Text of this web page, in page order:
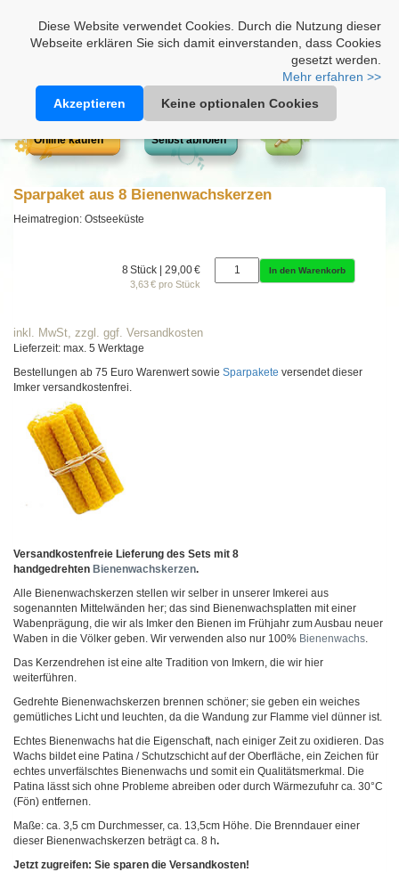
Diese Website verwendet Cookies. Durch die Nutzung dieser
Webseite erklären Sie sich damit einverstanden, dass Cookies
gesetzt werden.
Mehr erfahren >>
Akzeptieren
Keine optionalen Cookies
Online kaufen Selbst abholen
Sparpaket aus 8 Bienenwachskerzen
Heimatregion: Ostseeküste
8 Stück | 29,00 €
3,63 € pro Stück
In den Warenkorb
inkl. MwSt, zzgl. ggf. Versandkosten
Lieferzeit: max. 5 Werktage
Bestellungen ab 75 Euro Warenwert sowie Sparpakete versendet dieser
Imker versandkostenfrei.
Versandkostenfreie Lieferung des Sets mit 8
handgedrehten Bienenwachskerzen.
Alle Bienenwachskerzen stellen wir selber in unserer Imkerei aus
sogenannten Mittelwänden her; das sind Bienenwachsplatten mit einer
Wabenprägung, die wir als Imker den Bienen im Frühjahr zum Ausbau neuer
Waben in die Völker geben. Wir verwenden also nur 100% Bienenwachs.
Das Kerzendrehen ist eine alte Tradition von Imkern, die wir hier
weiterführen.
Gedrehte Bienenwachskerzen brennen schöner; sie geben ein weiches
gemütliches Licht und leuchten, da die Wandung zur Flamme viel dünner ist.
Echtes Bienenwachs hat die Eigenschaft, nach einiger Zeit zu oxidieren. Das
Wachs bildet eine Patina / Schutzschicht auf der Oberfläche, ein Zeichen für
echtes unverfälschtes Bienenwachs und somit ein Qualitätsmerkmal. Die
Patina lässt sich ohne Probleme abreiben oder durch Wärmezufuhr ca. 30°C
(Fön) entfernen.
Maße: ca. 3,5 cm Durchmesser, ca. 13,5cm Höhe. Die Brenndauer einer
dieser Bienenwachskerzen beträgt ca. 8 h.
Jetzt zugreifen: Sie sparen die Versandkosten!